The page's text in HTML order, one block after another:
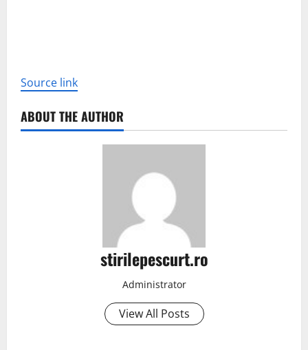
Source link
ABOUT THE AUTHOR
stirilepescurt.ro
Administrator
View All Posts